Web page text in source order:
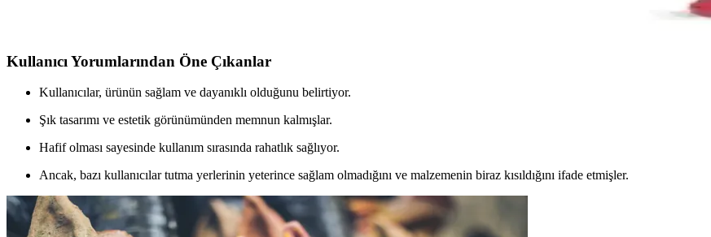
İki farklı koltuk değneği modeli olan Case AL01Ç ve Medas Life'in özellikleri, kullanıcı yorumları ve karşılaştırmasıyla, ihtiyaçlarınıza
Kullanıcı Yorumlarından Öne Çıkanlar
Kullanıcılar, ürünün sağlam ve dayanıklı olduğunu belirtiyor.
Şık tasarımı ve estetik görünümünden memnun kalmışlar.
Hafif olması sayesinde kullanım sırasında rahatlık sağlıyor.
Ancak, bazı kullanıcılar tutma yerlerinin yeterince sağlam olmadığını ve malzemenin biraz kısıldığını ifade etmişler.